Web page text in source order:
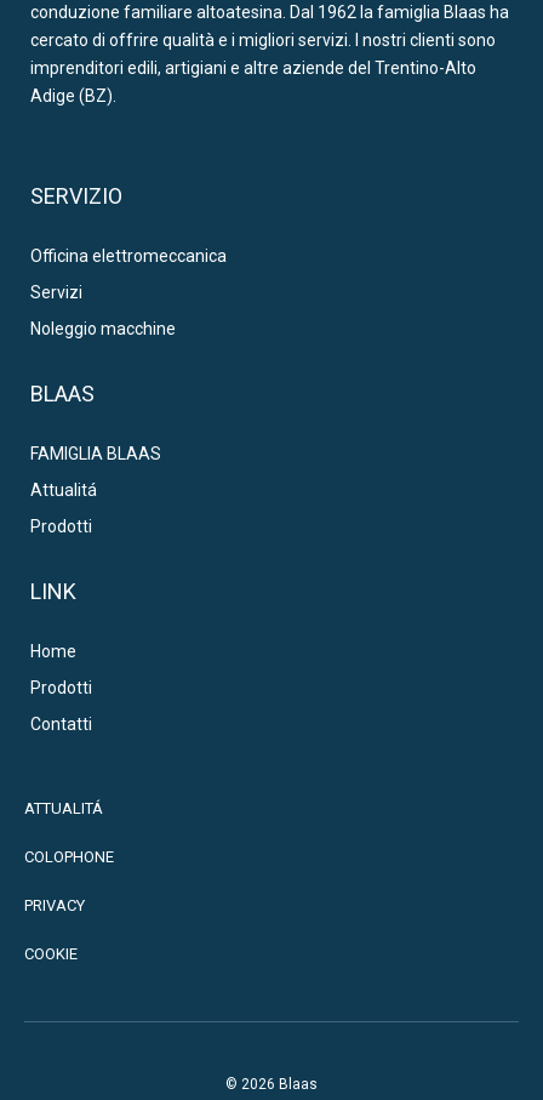
conduzione familiare altoatesina. Dal 1962 la famiglia Blaas ha
cercato di offrire qualità e i migliori servizi. I nostri clienti sono
imprenditori edili, artigiani e altre aziende del Trentino-Alto
Adige (BZ).
SERVIZIO
Officina elettromeccanica
Servizi
Noleggio macchine
BLAAS
FAMIGLIA BLAAS
Attualitá
Prodotti
LINK
Home
Prodotti
Contatti
ATTUALITÁ
COLOPHONE
PRIVACY
COOKIE
© 2026 Blaas